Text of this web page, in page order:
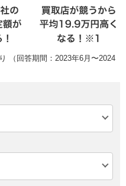
（回答期間：2023年6月〜2024